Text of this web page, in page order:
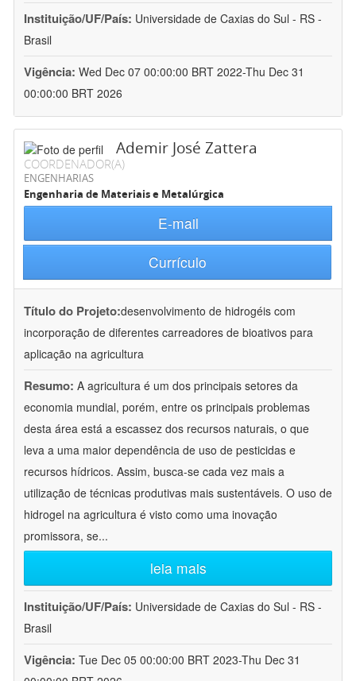
Instituição/UF/País: Universidade de Caxias do Sul - RS -
Brasil
Vigência: Wed Dec 07 00:00:00 BRT 2022-Thu Dec 31
00:00:00 BRT 2026
Ademir José Zattera
COORDENADOR(A)
ENGENHARIAS
Engenharia de Materiais e Metalúrgica
E-mail
Currículo
Título do Projeto:desenvolvimento de hidrogéis com
incorporação de diferentes carreadores de bioativos para
aplicação na agricultura
Resumo: A agricultura é um dos principais setores da
economia mundial, porém, entre os principais problemas
desta área está a escassez dos recursos naturais, o que
leva a uma maior dependência de uso de pesticidas e
recursos hídricos. Assim, busca-se cada vez mais a
utilização de técnicas produtivas mais sustentáveis. O uso de
hidrogel na agricultura é visto como uma inovação
promissora, se...
leia mais
Instituição/UF/País: Universidade de Caxias do Sul - RS -
Brasil
Vigência: Tue Dec 05 00:00:00 BRT 2023-Thu Dec 31